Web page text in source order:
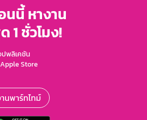
นี้ หางาน
1 ชั่วโมง!
พลิเคชัน
Apple Store
นพาร์ทไทม์